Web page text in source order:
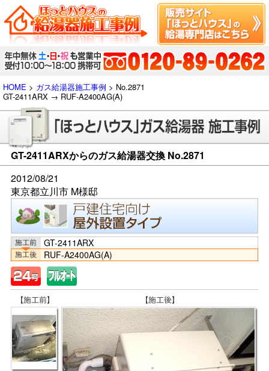
HOME > ガス給湯器施工事例 > No.2871
GT-2411ARX → RUF-A2400AG(A)
GT-2411ARXからのガス給湯器交換 No.2871
2012/08/21
東京都立川市 M様邸
GT-2411ARX
RUF-A2400AG(A)